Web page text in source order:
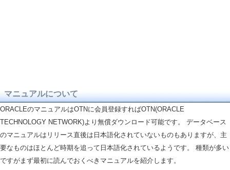
マニュアルについて
ORACLEのマニュアルはOTNに会員登録すればOTN(ORACLE
TECHNOLOGY NETWORK)より無償ダウンロード可能です。 データベース
のマニュアルはリリース直後は日本語化されていないものもありますが、主
要なものはほとんど時期を追って日本語化されているようです。 種類が多い
ですがまず最初に読んでおくべきマニュアルを紹介します。